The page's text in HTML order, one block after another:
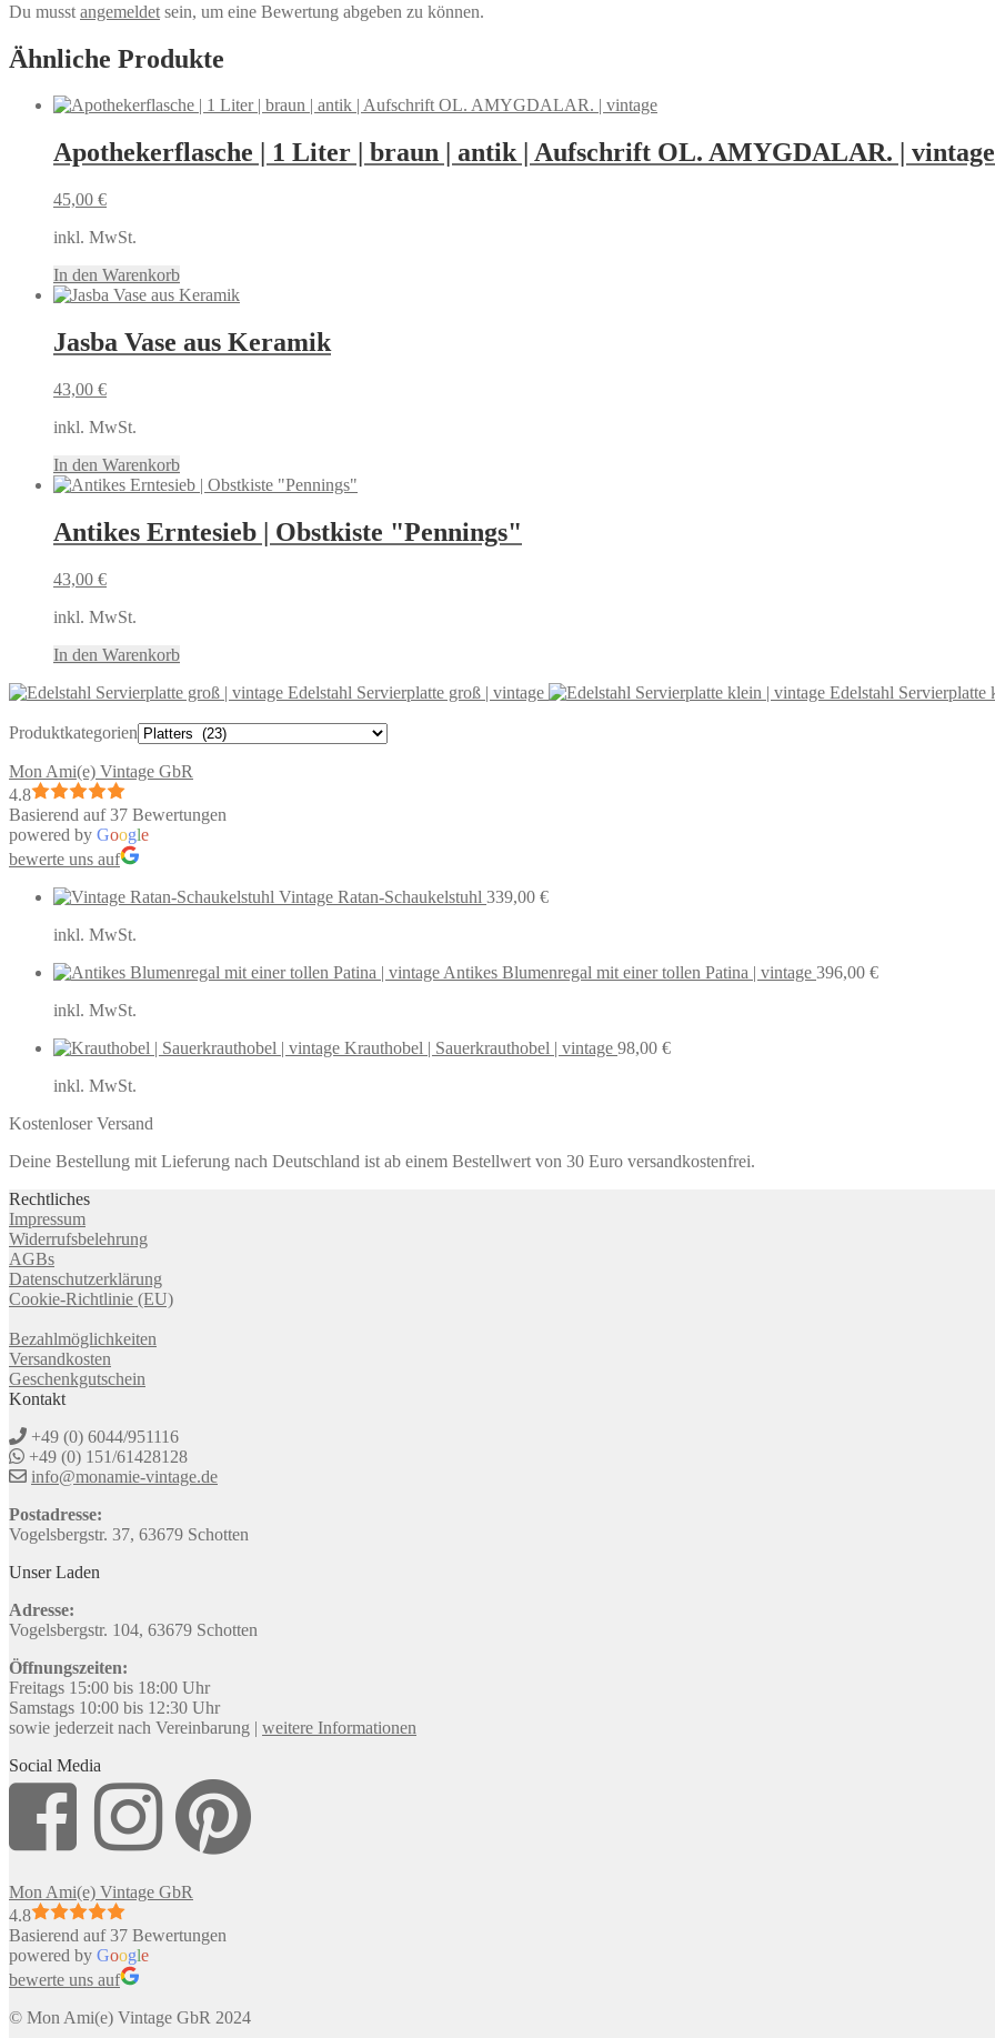
Du musst angemeldet sein, um eine Bewertung abgeben zu können.
Ähnliche Produkte
Apothekerflasche | 1 Liter | braun | antik | Aufschrift OL. AMYGDALAR. | vintage
45,00 €
inkl. MwSt.
In den Warenkorb
Jasba Vase aus Keramik
43,00 €
inkl. MwSt.
In den Warenkorb
Antikes Erntesieb | Obstkiste "Pennings"
43,00 €
inkl. MwSt.
In den Warenkorb
Edelstahl Servierplatte groß | vintage
Edelstahl Servierplatte
Produktkategorien
Mon Ami(e) Vintage GbR
4.8
Basierend auf 37 Bewertungen
powered by Google
bewerte uns auf
Vintage Ratan-Schaukelstuhl 339,00 €
inkl. MwSt.
Antikes Blumenregal mit einer tollen Patina | vintage 396,00 €
inkl. MwSt.
Krauthobel | Sauerkrauthobel | vintage 98,00 €
inkl. MwSt.
Kostenloser Versand
Deine Bestellung mit Lieferung nach Deutschland ist ab einem Bestellwert von 30 Euro versandkostenfrei.
Rechtliches
Impressum
Widerrufsbelehrung
AGBs
Datenschutzerklärung
Cookie-Richtlinie (EU)
Bezahlmöglichkeiten
Versandkosten
Geschenkgutschein
Kontakt
+49 (0) 6044/951116
+49 (0) 151/61428128
info@monamie-vintage.de
Postadresse:
Vogelsbergstr. 37, 63679 Schotten
Unser Laden
Adresse:
Vogelsbergstr. 104, 63679 Schotten
Öffnungszeiten:
Freitags 15:00 bis 18:00 Uhr
Samstags 10:00 bis 12:30 Uhr
sowie jederzeit nach Vereinbarung | weitere Informationen
Social Media
Mon Ami(e) Vintage GbR
4.8
Basierend auf 37 Bewertungen
powered by Google
bewerte uns auf
© Mon Ami(e) Vintage GbR 2024